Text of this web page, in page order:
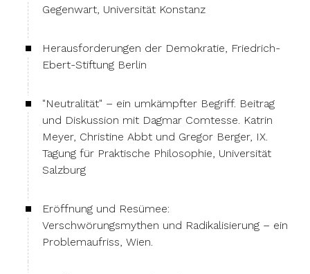
Gegenwart, Universität Konstanz
Herausforderungen der Demokratie, Friedrich-
Ebert-Stiftung Berlin
"Neutralität" – ein umkämpfter Begriff. Beitrag
und Diskussion mit Dagmar Comtesse. Katrin
Meyer, Christine Abbt und Gregor Berger, IX.
Tagung für Praktische Philosophie, Universität
Salzburg
Eröffnung und Resümee:
Verschwörungsmythen und Radikalisierung – ein
Problemaufriss, Wien.